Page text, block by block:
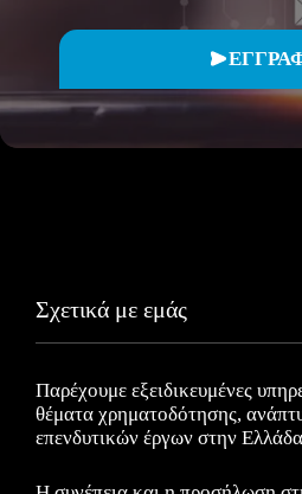
Σχετικά με εμάς
Παρέχουμε εξειδικευμένες
θέματα χρηματοδότησης,
επενδυτικών έργων στην